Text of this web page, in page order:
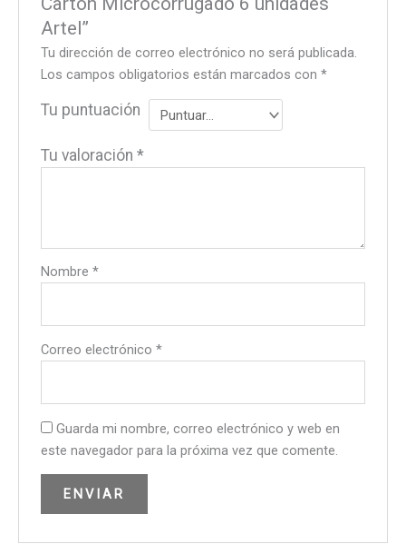
Artel”
Tu dirección de correo electrónico no será publicada.
Los campos obligatorios están marcados con*
Tu puntuación
Tu valoración*
Nombre*
Correo electrónico*
Guarda mi nombre, correo electrónico y web en
este navegador para la próxima vez que comente.